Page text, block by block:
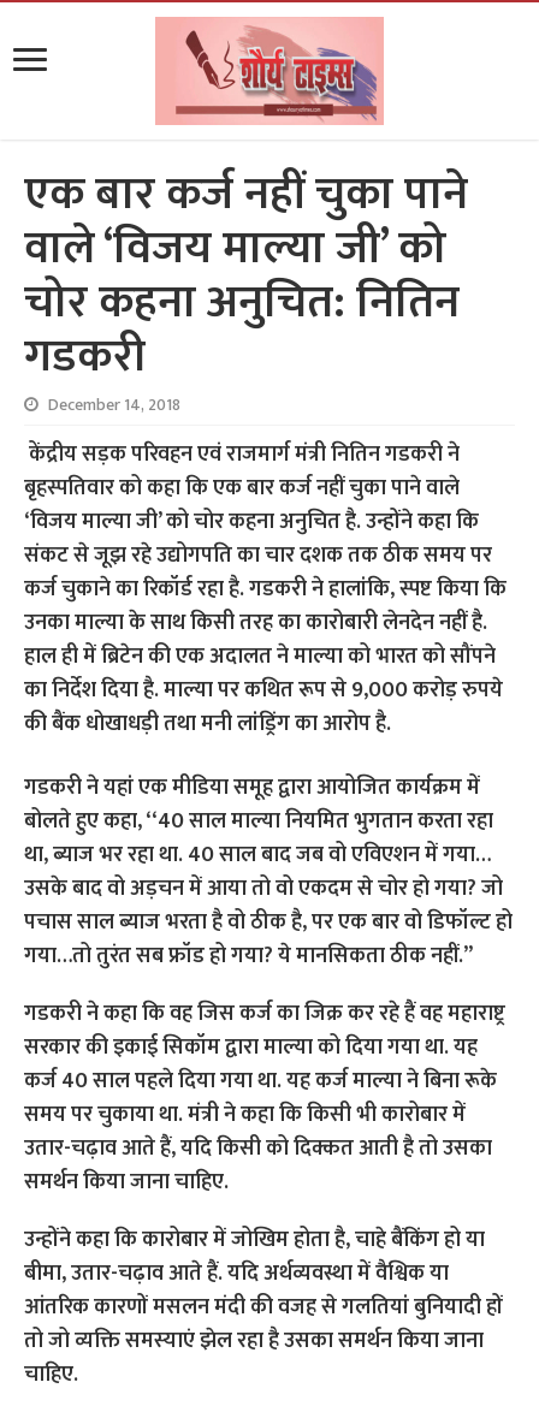
एक बार कर्ज नहीं चुका पाने
वाले ‘विजय माल्या जी’ को
चोर कहना अनुचित: नितिन
गडकरी
December 14, 2018
केंद्रीय सड़क परिवहन एवं राजमार्ग मंत्री नितिन गडकरी ने
बृहस्पतिवार को कहा कि एक बार कर्ज नहीं चुका पाने वाले
‘विजय माल्या जी’ को चोर कहना अनुचित है. उन्होंने कहा कि
संकट से जूझ रहे उद्योगपति का चार दशक तक ठीक समय पर
कर्ज चुकाने का रिकॉर्ड रहा है. गडकरी ने हालांकि, स्पष्ट किया कि
उनका माल्या के साथ किसी तरह का कारोबारी लेनदेन नहीं है.
हाल ही में ब्रिटेन की एक अदालत ने माल्या को भारत को सौंपने
का निर्देश दिया है. माल्या पर कथित रूप से 9,000 करोड़ रुपये
की बैंक धोखाधड़ी तथा मनी लांड्रिंग का आरोप है.
गडकरी ने यहां एक मीडिया समूह द्वारा आयोजित कार्यक्रम में
बोलते हुए कहा, ‘‘40 साल माल्या नियमित भुगतान करता रहा
था, ब्याज भर रहा था. 40 साल बाद जब वो एविएशन में गया…
उसके बाद वो अड़चन में आया तो वो एकदम से चोर हो गया? जो
पचास साल ब्याज भरता है वो ठीक है, पर एक बार वो डिफॉल्ट हो
गया…तो तुरंत सब फ्रॉड हो गया? ये मानसिकता ठीक नहीं.’’
गडकरी ने कहा कि वह जिस कर्ज का जिक्र कर रहे हैं वह महाराष्ट्र
सरकार की इकाई सिकॉम द्वारा माल्या को दिया गया था. यह
कर्ज 40 साल पहले दिया गया था. यह कर्ज माल्या ने बिना रूके
समय पर चुकाया था. मंत्री ने कहा कि किसी भी कारोबार में
उतार-चढ़ाव आते हैं, यदि किसी को दिक्कत आती है तो उसका
समर्थन किया जाना चाहिए.
उन्होंने कहा कि कारोबार में जोखिम होता है, चाहे बैंकिंग हो या
बीमा, उतार-चढ़ाव आते हैं. यदि अर्थव्यवस्था में वैश्विक या
आंतरिक कारणों मसलन मंदी की वजह से गलतियां बुनियादी हों
तो जो व्यक्ति समस्याएं झेल रहा है उसका समर्थन किया जाना
चाहिए.